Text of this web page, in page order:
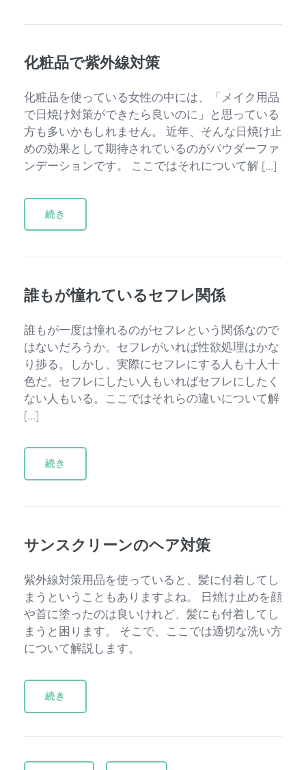
化粧品で紫外線対策
化粧品を使っている女性の中には、「メイク用品
で日焼け対策ができたら良いのに」と思っている
方も多いかもしれません。 近年、そんな日焼け止
めの効果として期待されているのがパウダーファ
ンデーションです。 ここではそれについて解 […]
続き
誰もが憧れているセフレ関係
誰もが一度は憧れるのがセフレという関係なので
はないだろうか。セフレがいれば性欲処理はかな
り捗る。しかし、実際にセフレにする人も十人十
色だ。セフレにしたい人もいればセフレにしたく
ない人もいる。ここではそれらの違いについて解
[…]
続き
サンスクリーンのヘア対策
紫外線対策用品を使っていると、髪に付着してし
まうということもありますよね。 日焼け止めを顔
や首に塗ったのは良いけれど、髪にも付着してし
まうと困ります。 そこで、ここでは適切な洗い方
について解説します。
続き